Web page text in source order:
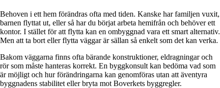
Behoven i ett hem förändras ofta med tiden. Kanske har familjen vuxit,
barnen flyttat ut, eller så har du börjat arbeta hemifrån och behöver ett
kontor. I stället för att flytta kan en ombyggnad vara ett smart alternativ.
Men att ta bort eller flytta väggar är sällan så enkelt som det kan verka.
Bakom väggarna finns ofta bärande konstruktioner, eldragningar och
rör som måste hanteras korrekt. En byggkonsult kan bedöma vad som
är möjligt och hur förändringarna kan genomföras utan att äventyra
byggnadens stabilitet eller bryta mot Boverkets byggregler.